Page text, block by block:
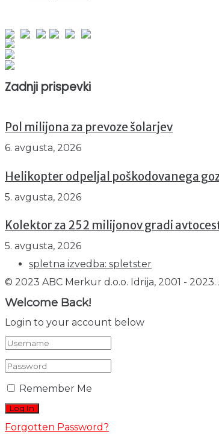
Zadnji prispevki
Pol milijona za prevoze šolarjev
6. avgusta, 2026
Helikopter odpeljal poškodovanega
5. avgusta, 2026
Kolektor za 252 milijonov gradi
5. avgusta, 2026
spletna izvedba: spletster
© 2023 ABC Merkur d.o.o. Idrija, 2001 -
Welcome Back!
Login to your account below
Remember Me
Forgotten Password?